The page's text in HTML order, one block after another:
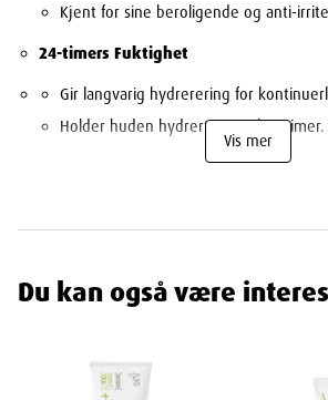
Kjent for sine beroligende og anti-
24-timers Fuktighet
Gir langvarig hydrerering for
Holder huden hydrert i opptil 24 timer.
Lett, Flytende Konsistens
Universell Bruk
Vis mer
Du kan også være